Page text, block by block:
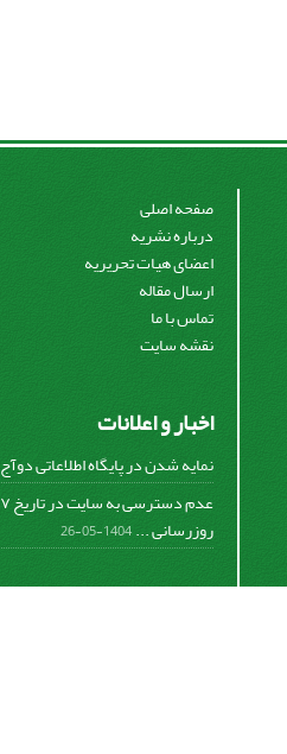
صفحه اصلی
درباره نشریه
اعضای هیات تحریریه
ارسال مقاله
تماس با ما
نقشه سایت
اخبار و اعلانات
نمایه شدن در پایگاه اطلاعاتی دوآج
روزرسانی ...1404-05-26